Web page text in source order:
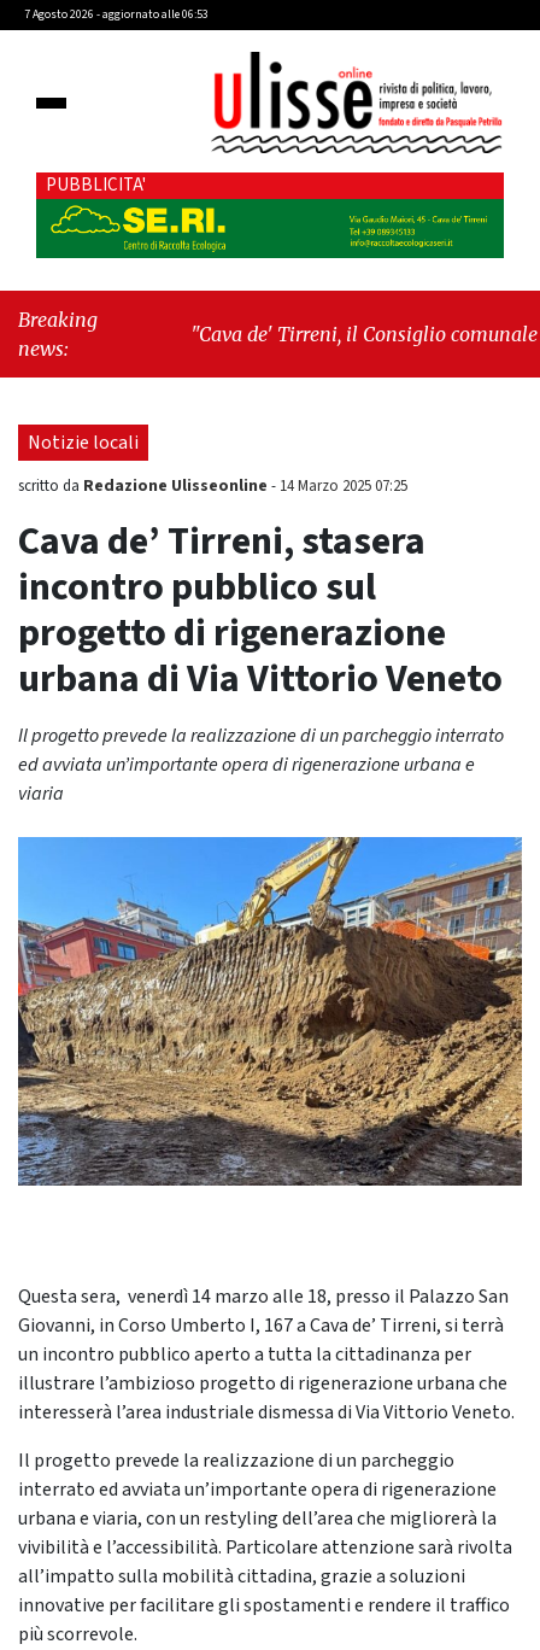
7 Agosto 2026 - aggiornato alle 06:53
PUBBLICITA'
Breaking
news:
"Cava de' Tirreni, il Consiglio comunale
Mare, giornata storica: la ceramica ammessa
alla fase europea per l’IGP"
Notizie locali
scritto da Redazione Ulisseonline - 14 Marzo 2025 07:25
Cava de’ Tirreni, stasera
incontro pubblico sul
progetto di rigenerazione
urbana di Via Vittorio Veneto
Il progetto prevede la realizzazione di un parcheggio interrato
ed avviata un’importante opera di rigenerazione urbana e
viaria
Questa sera, venerdì 14 marzo alle 18, presso il Palazzo San
Giovanni, in Corso Umberto I, 167 a Cava de’ Tirreni, si terrà
un incontro pubblico aperto a tutta la cittadinanza per
illustrare l’ambizioso progetto di rigenerazione urbana che
interesserà l’area industriale dismessa di Via Vittorio Veneto.
Il progetto prevede la realizzazione di un parcheggio
interrato ed avviata un’importante opera di rigenerazione
urbana e viaria, con un restyling dell’area che migliorerà la
vivibilità e l’accessibilità. Particolare attenzione sarà rivolta
all’impatto sulla mobilità cittadina, grazie a soluzioni
innovative per facilitare gli spostamenti e rendere il traffico
più scorrevole.